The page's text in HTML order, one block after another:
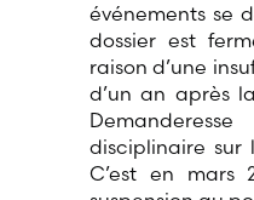
événements se
dossier est
raison d’une
d’un an après
disciplinaire sur
C’est en mars